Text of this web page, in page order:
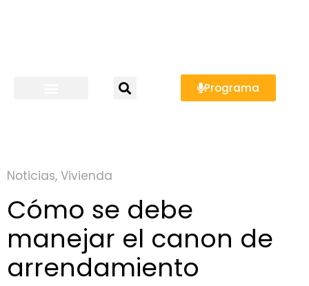
Programa
Noticias, Vivienda
Cómo se debe
manejar el canon de
arrendamiento